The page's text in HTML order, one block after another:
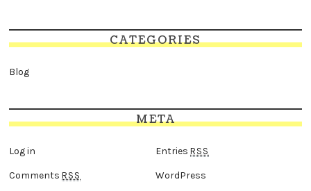
CATEGORIES
Blog
META
Log in Entries RSS
CommentsRSS WordPress